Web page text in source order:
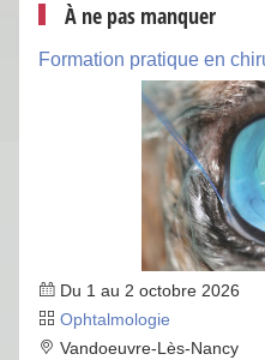
À ne pas manquer
Formation pratique en
Du 1 au 2 octobre 2026
Ophtalmologie
Vandoeuvre-Lès-Nancy